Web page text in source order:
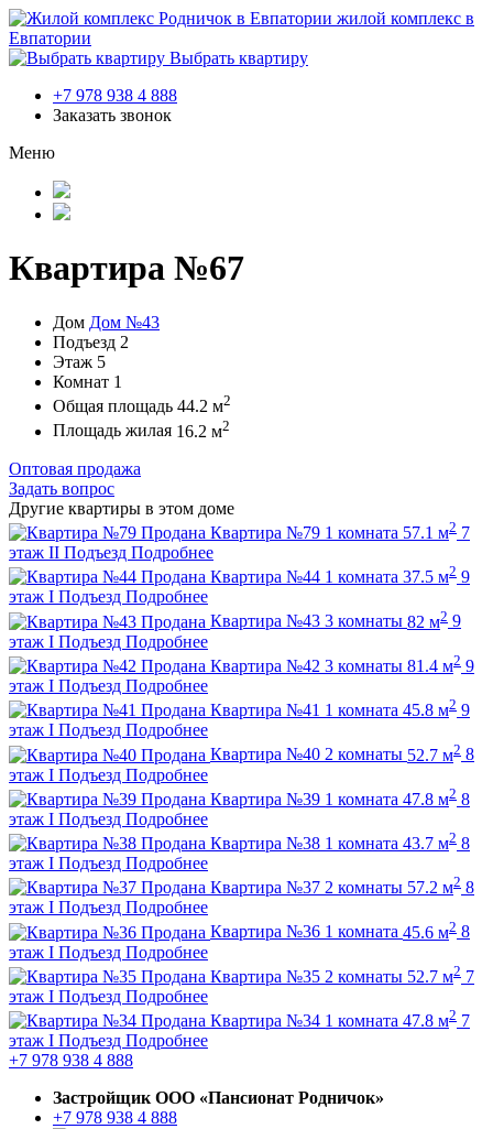
жилой комплекс в
Евпатории
Выбрать квартиру
+7 978 938 4 888
Заказать звонок
Меню
Квартира №67
Дом Дом №43
Подъезд 2
Этаж 5
Комнат 1
Общая площадь 44.2 м2
Площадь жилая 16.2 м2
Оптовая продажа
Задать вопрос
Другие квартиры в этом доме
Продана Квартира №79 1 комната 57.1 м2 7
этаж II Подъезд Подробнее
Продана Квартира №44 1 комната 37.5 м2 9
этаж I Подъезд Подробнее
Продана Квартира №43 3 комнаты 82 м2 9
этаж I Подъезд Подробнее
Продана Квартира №42 3 комнаты 81.4 м2 9
этаж I Подъезд Подробнее
Продана Квартира №41 1 комната 45.8 м2 9
этаж I Подъезд Подробнее
Продана Квартира №40 2 комнаты 52.7 м2 8
этаж I Подъезд Подробнее
Продана Квартира №39 1 комната 47.8 м2 8
этаж I Подъезд Подробнее
Продана Квартира №38 1 комната 43.7 м2 8
этаж I Подъезд Подробнее
Продана Квартира №37 2 комнаты 57.2 м2 8
этаж I Подъезд Подробнее
Продана Квартира №36 1 комната 45.6 м2 8
этаж I Подъезд Подробнее
Продана Квартира №35 2 комнаты 52.7 м2 7
этаж I Подъезд Подробнее
Продана Квартира №34 1 комната 47.8 м2 7
этаж I Подъезд Подробнее
+7 978 938 4 888
Застройщик ООО «Пансионат Родничок»
+7 978 938 4 888